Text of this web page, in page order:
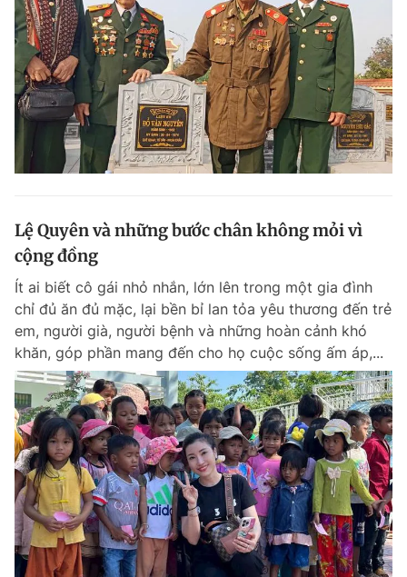
Giấy phép xuất bản số 110/GP - BTTTT cấp ngày 24.3.2020
© 2003-2026 Bản quyền thuộc về Báo Thanh Niên. Cấm sao chép
dưới mọi hình thức nếu không có sự chấp thuận bằng văn bản.
Phát triển bởi ePi Technologies, JSC.
Lệ Quyên và những bước chân không mỏi vì
cộng đồng
Ít ai biết cô gái nhỏ nhắn, lớn lên trong một gia đình
chỉ đủ ăn đủ mặc, lại bền bỉ lan tỏa yêu thương đến trẻ
em, người già, người bệnh và những hoàn cảnh khó
khăn, góp phần mang đến cho họ cuộc sống ấm áp,...